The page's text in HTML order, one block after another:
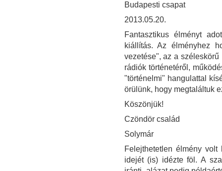
Budapesti csapat
2013.05.20.
Fantasztikus élményt
kiállítás. Az élményhez
vezetése", az a
rádiók történetéről,
"történelmi" hangulattal
örülünk, hogy megtaláltuk
Köszönjük!
Czöndör család
Solymár
Felejthetetlen élmény
idejét (is) idézte föl. A